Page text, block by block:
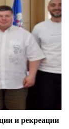
и рекреации